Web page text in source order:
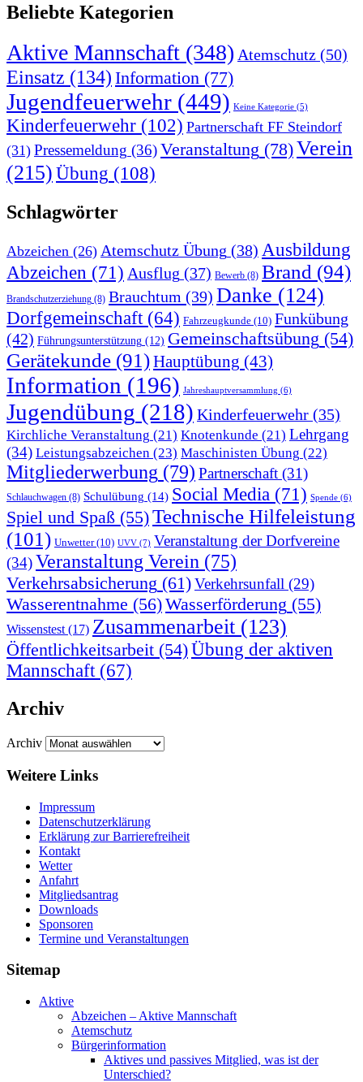
Beliebte Kategorien
Aktive Mannschaft (348) Atemschutz (50)
Einsatz (134) Information (77)
Jugendfeuerwehr (449) Keine Kategorie (5)
Kinderfeuerwehr (102) Partnerschaft FF Steindorf
(31) Pressemeldung (36)Veranstaltung (78)Verein
(215)Übung (108)
Schlagwörter
Abzeichen (26) Atemschutz Übung (38) Ausbildung
Abzeichen (71) Ausflug (37) Bewerb (8) Brand (94)
Brandschutzerziehung (8) Brauchtum (39) Danke (124)
Dorfgemeinschaft(64) Fahrzeugkunde (10) Funkübung
(42) Führungsunterstützung (12) Gemeinschaftsübung (54)
Gerätekunde (91)Hauptübung (43)
Information (196) Jahreshauptversammlung (6)
Jugendübung (218) Kinderfeuerwehr (35)
Kirchliche Veranstaltung (21) Knotenkunde (21) Lehrgang
(34) Leistungsabzeichen (23) Maschinisten Übung (22)
Mitgliederwerbung (79) Partnerschaft (31)
Schlauchwagen (8) Schulübung (14) Social Media (71) Spende (6)
Spiel und Spaß (55)Technische Hilfeleistung
(101) Unwetter(10) UVV (7) Veranstaltung der Dorfvereine
(34)Veranstaltung Verein (75)
Verkehrsabsicherung (61)Verkehrsunfall (29)
Wasserentnahme (56)Wasserförderung (55)
Wissenstest(17) Zusammenarbeit (123)
Öffentlichkeitsarbeit (54)Übung der aktiven
Mannschaft(67)
Archiv
Archiv
Weitere Links
Impressum
Datenschutzerklärung
Erklärung zur Barriere­frei­heit
Kontakt
Wetter
Anfahrt
Mitgliedsantrag
Downloads
Sponsoren
Termine und Veranstaltungen
Sitemap
Aktive
Abzeichen – Aktive Mannschaft
Atemschutz
Bürgerinformation
Aktives und passives Mitglied, was ist der
Unterschied?